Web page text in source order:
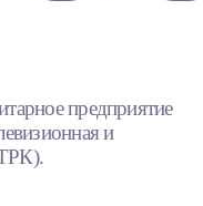
предприятие
и